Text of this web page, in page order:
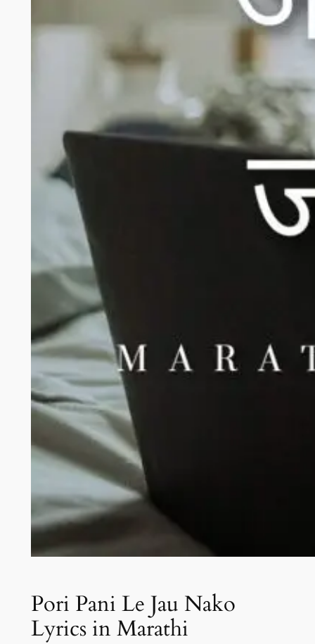
Pori Pani Le Jau Nako
Lyrics in Marathi